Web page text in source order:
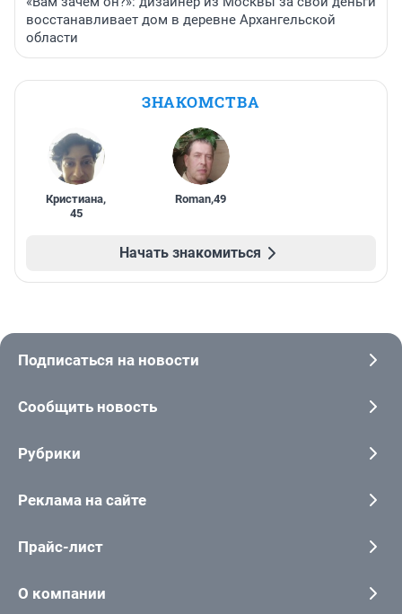
восстанавливает дом в деревне Архангельской
области
ЗНАКОМСТВА
Кристиана,
45
Roman,49
Начать знакомиться
Подписаться на новости
Сообщить новость
Рубрики
Реклама на сайте
Прайс-лист
О компании